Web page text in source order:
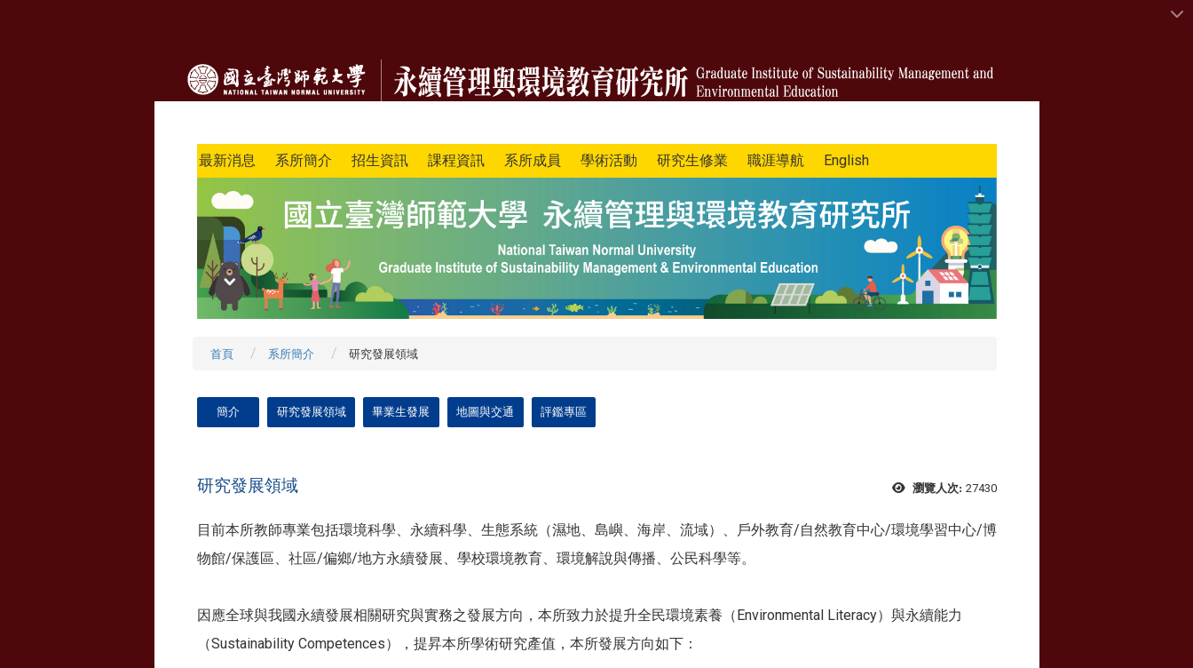
最新消息 系所簡介 招生資訊 課程資訊 系所成員 學術活動 研究生修業 職涯導航 English
首頁 系所簡介 研究發展領域
簡介 研究發展領域 畢業生發展 地圖與交通 評鑑專區
瀏覽人次: 27430
研究發展領域
目前本所教師專業包括環境科學、永續科學、生態系統（濕地、島嶼、海岸、流域）、戶外教育/自然教育中心/環境學習中心/博
物館/保護區、社區/偏鄉/地方永續發展、學校環境教育、環境解說與傳播、公民科學等。
因應全球與我國永續發展相關研究與實務之發展方向，本所致力於提升全民環境素養（Environmental Literacy）與永續能力
（Sustainability Competences），提昇本所學術研究產值，本所發展方向如下：